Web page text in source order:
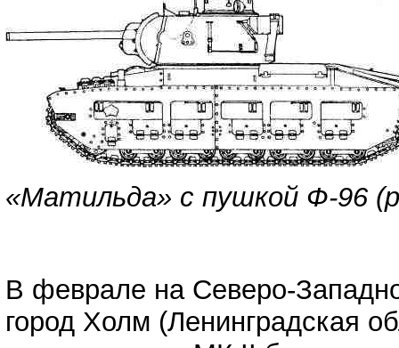
«Матильда» с пушкой Ф-96
В феврале на Северо-
город Холм (Ленинградская